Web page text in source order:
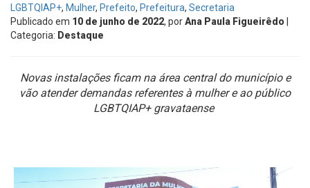
LGBTQIAP+, Mulher, Prefeito, Prefeitura, Secretaria
Publicado em 10 de junho de 2022, porAna Paula Figueirêdo
Categoria: Destaque
Novas instalações ficam na área central do município e
vão atender demandas referentes à mulher e ao público
LGBTQIAP+ gravataense